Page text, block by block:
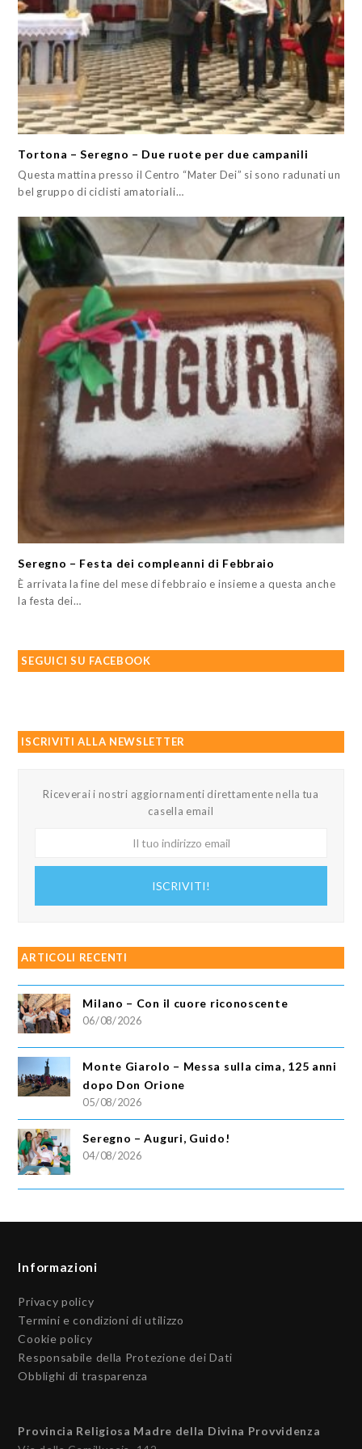
Tortona – Seregno – Due ruote per due campanili
Questa mattina presso il Centro “Mater Dei” si sono radunati un
bel gruppo di ciclisti amatoriali…
Seregno – Festa dei compleanni di Febbraio
È arrivata la fine del mese di febbraio e insieme a questa anche
la festa dei…
SEGUICI SU FACEBOOK
ISCRIVITI ALLA NEWSLETTER
Riceverai i nostri aggiornamenti direttamente nella tua
casella email
ISCRIVITI!
ARTICOLI RECENTI
Milano – Con il cuore riconoscente
06/08/2026
Monte Giarolo – Messa sulla cima, 125 anni
dopo Don Orione
05/08/2026
Seregno – Auguri, Guido!
04/08/2026
Informazioni
Privacy policy
Termini e condizioni di utilizzo
Cookie policy
Responsabile della Protezione dei Dati
Obblighi di trasparenza
Provincia Religiosa Madre della Divina Provvidenza